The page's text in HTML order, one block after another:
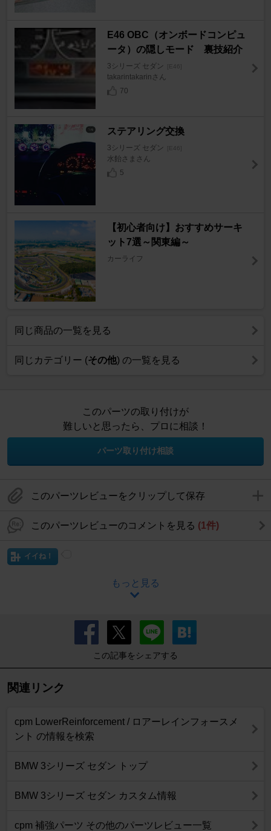
E46 OBC（オンボードコンピュ
ータ）の隠しモード 裏技紹介
3シリーズ セダン [E46]
takarintakarinさん
70
ステアリング交換
3シリーズ セダン [E46]
水飴さまさん
5
【初心者向け】おすすめサーキ
ット7選～関東編～
カーライフ
同じ商品の一覧を見る
同じカテゴリー (その他) の一覧を見る
このパーツの取り付けが
難しいと思ったら、プロに相談！
パーツ取り付け相談
このパーツレビューをクリップして保存
このパーツレビューのコメントを見る (1件)
イイね！
もっと見る
この記事をシェアする
関連リンク
cpm LowerReinforcement / ロアーレインフォースメ
ント の情報を検索
BMW 3シリーズ セダン トップ
BMW 3シリーズ セダン カスタム情報
cpm 補強パーツ その他のパーツレビュー一覧